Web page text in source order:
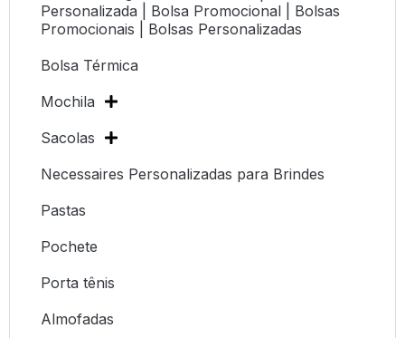
Personalizada | Bolsa Promocional | Bolsas
Promocionais | Bolsas Personalizadas
Bolsa Térmica
Mochila
Sacolas
Necessaires Personalizadas para Brindes
Pastas
Pochete
Porta tênis
Almofadas